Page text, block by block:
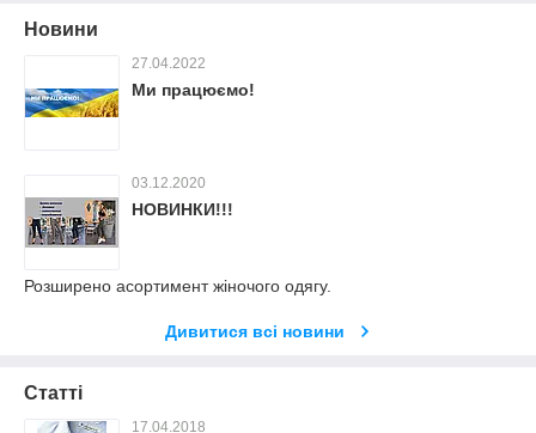
Новини
27.04.2022
Ми працюємо!
03.12.2020
НОВИНКИ!!!
Розширено асортимент жіночого одягу.
Дивитися всі новини
Статті
17.04.2018